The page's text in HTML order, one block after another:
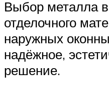
Выбор металла в
отделочного
наружных
надёжное,
решение.